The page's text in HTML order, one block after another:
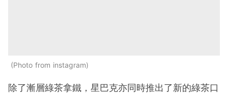
Photo from instagram
除了漸層綠茶拿鐵，星巴克亦同時推出了新的綠茶口